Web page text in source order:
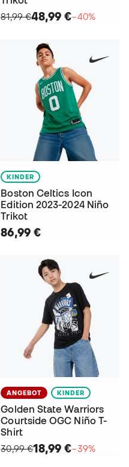
81,99 €48,99 €−40%
KINDER
Boston Celtics Icon
Edition 2023-2024 Niño
Trikot
86,99 €
ANGEBOT KINDER
Golden State Warriors
Courtside OGC Niño T-
Shirt
30,99 €18,99 €−39%